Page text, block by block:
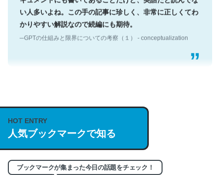
い人多いよね。この手の記事に珍しく、非常に正しくてわ
かりやすい解説なので続編にも期待。
─GPTの仕組みと限界についての考察（１） - conceptualization
説してる記事が少ないので貴重な良記事。/続編来た
https://isobe324649.hatenablog.com/entry/2023/03/27
/064121
─GPTの仕組みと限界についての考察（１） - conceptualization
HOT ENTRY
人気ブックマークで知る
ブックマークが集まった今日の話題をチェック！